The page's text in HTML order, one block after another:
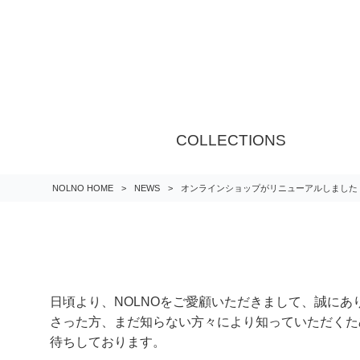
COLLECTIONS
NOLNO HOME > NEWS > オンラインショップがリニューアルしました
日頃より、NOLNOをご愛顧いただきまして、誠に
さった方、まだ知らない方々により知っていただく
待ちしております。